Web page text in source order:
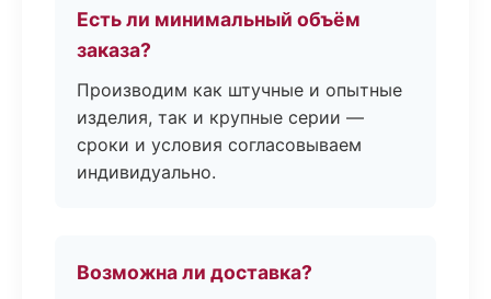
Есть ли минимальный объём
заказа?
Производим как штучные и опытные
изделия, так и крупные серии —
сроки и условия согласовываем
индивидуально.
Возможна ли доставка?